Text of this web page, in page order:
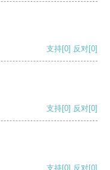
支持[0] 反对[0]
支持[0] 反对[0]
支持[0] 反对[0]